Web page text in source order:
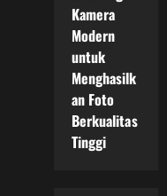
Kamera
Modern
untuk
Menghasilk
an Foto
Berkualitas
Tinggi